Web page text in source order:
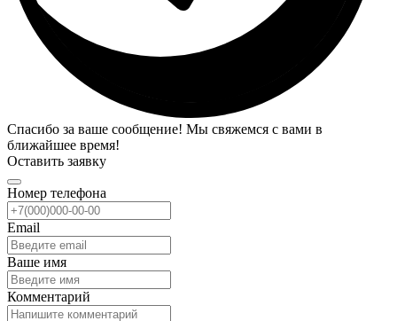
Спасибо за ваше сообщение! Мы свяжемся с вами в
ближайшее время!
Оставить заявку
Номер телефона
Email
Ваше имя
Комментарий